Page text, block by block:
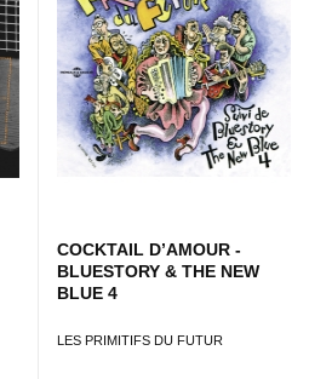
COCKTAIL D’AMOUR -
BLUESTORY & THE NEW
BLUE 4
LES PRIMITIFS DU FUTUR